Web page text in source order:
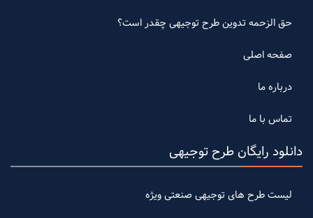
حق الزحمه تدوین طرح توجیهی چقدر است؟
صفحه اصلی
درباره ما
تماس با ما
دانلود رایگان طرح توجیهی
لیست طرح های توجیهی صنعتی ویژه